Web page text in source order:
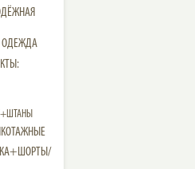
ОДЕЖДА